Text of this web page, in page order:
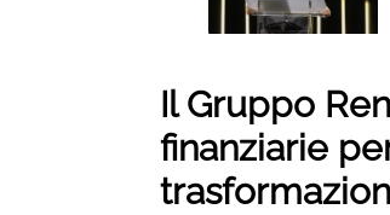
Il Gruppo
finanziarie